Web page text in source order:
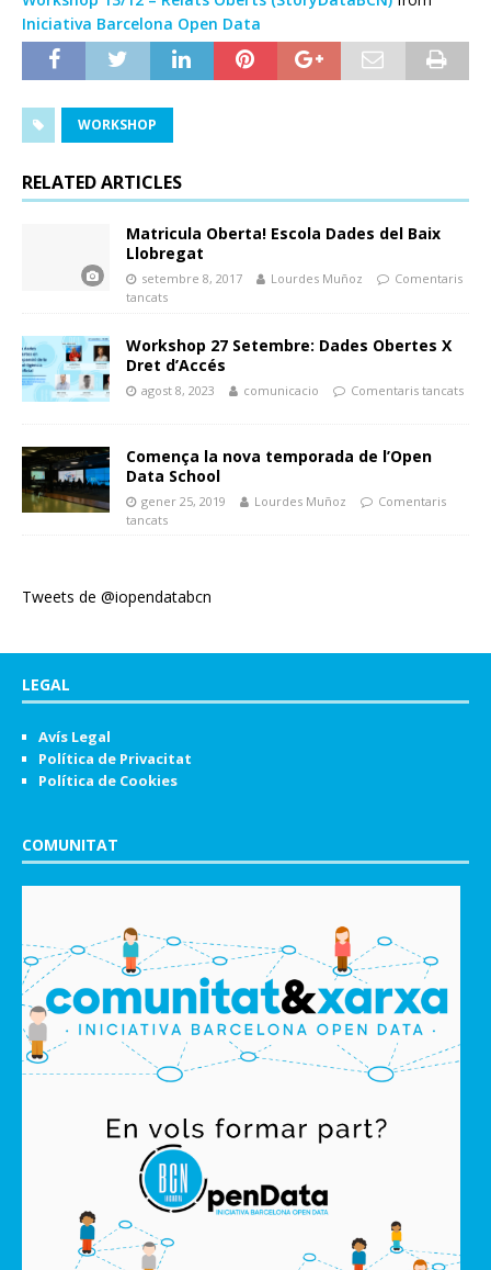
Iniciativa Barcelona Open Data
WORKSHOP
RELATED ARTICLES
Matricula Oberta! Escola Dades del Baix
Llobregat
setembre 8, 2017 Lourdes Muñoz
Comentaris
tancats
Workshop 27 Setembre: Dades Obertes X
Dret d’Accés
agost 8, 2023 comunicacio Comentaris tancats
Comença la nova temporada de l’Open
Data School
gener 25, 2019 Lourdes Muñoz
Comentaris
tancats
Tweets de @iopendatabcn
LEGAL
Avís Legal
Política de Privacitat
Política de Cookies
COMUNITAT